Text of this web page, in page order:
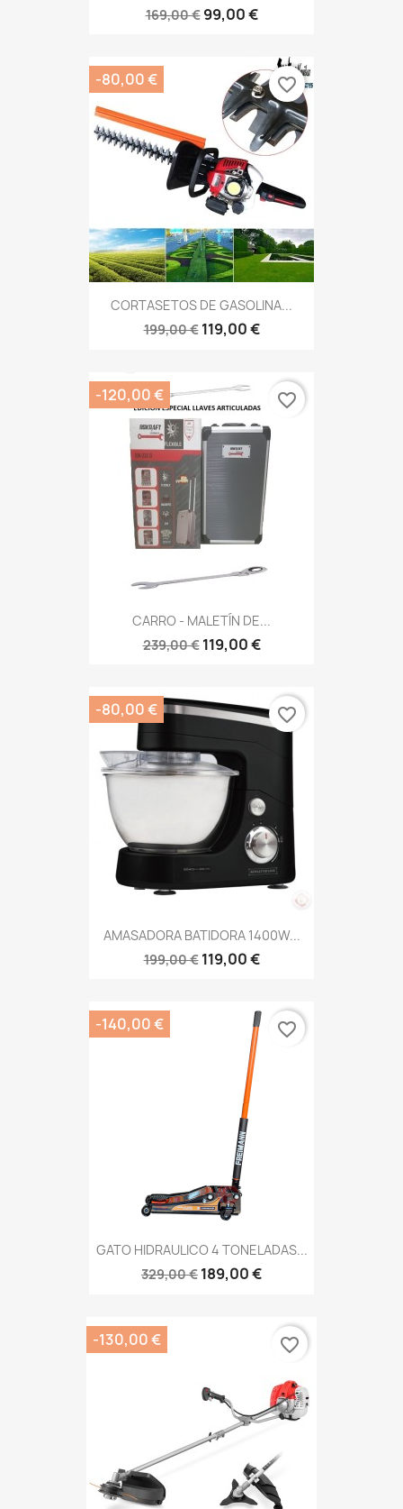
169,00 € 99,00 €
CORTASETOS DE GASOLINA...
199,00 € 119,00 €
-80,00 € favorite_border
CARRO - MALETÍN DE...
239,00 € 119,00 €
-120,00 € favorite_border
AMASADORA BATIDORA 1400W...
199,00 € 119,00 €
-80,00 € favorite_border
GATO HIDRAULICO 4 TONELADAS...
329,00 € 189,00 €
-140,00 € favorite_border
-130,00 € favorite_border